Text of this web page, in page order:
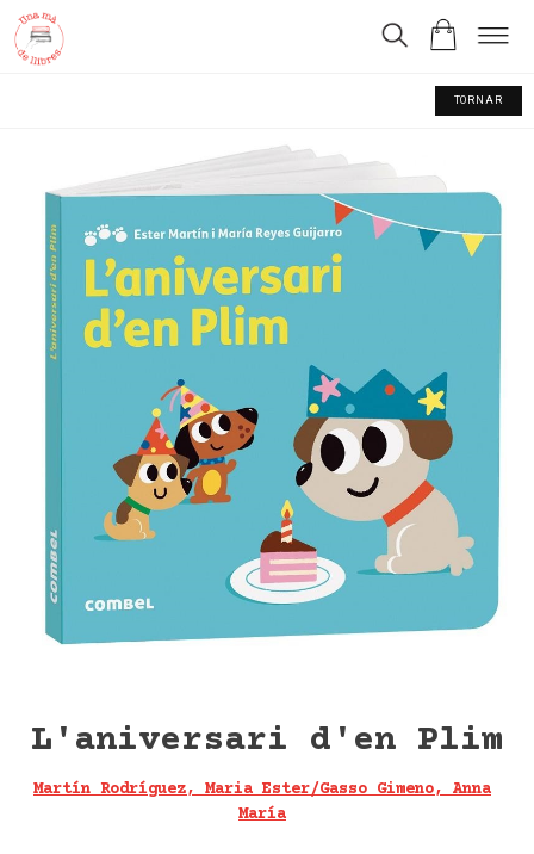
TORNAR
L'aniversari d'en Plim
Martín Rodríguez, Maria Ester/Gasso Gimeno, Anna
María